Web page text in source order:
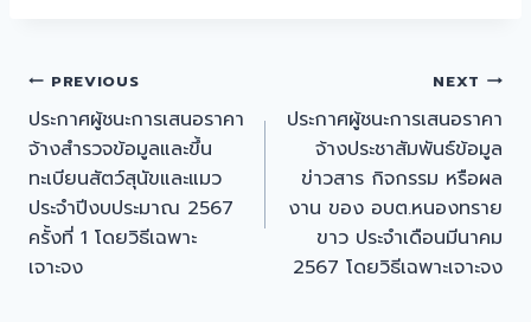
PREVIOUS
ประกาศผู้ชนะการเสนอราคา
จ้างสำรวจข้อมูลและขึ้น
ทะเบียนสัตว์สุนัขและแมว
ประจำปีงบประมาณ 2567
ครั้งที่ 1 โดยวิธีเฉพาะ
เจาะจง
NEXT
ประกาศผู้ชนะการเสนอราคา
จ้างประชาสัมพันธ์ข้อมูล
ข่าวสาร กิจกรรม หรือผล
งาน ของ อบต.หนองทราย
ขาว ประจำเดือนมีนาคม
2567 โดยวิธีเฉพาะเจาะจง